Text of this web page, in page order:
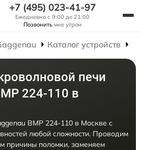
+7 (495) 023-41-97
Ежедневно с 9:00 до 21:00
Позвонить мне утром
Каталог устройств
печи
224-110 в
BMP 224-110 в Москве с
любой сложности. Проводим
причины поломки, заменяем